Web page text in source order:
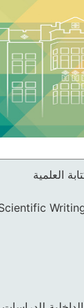
العلمية